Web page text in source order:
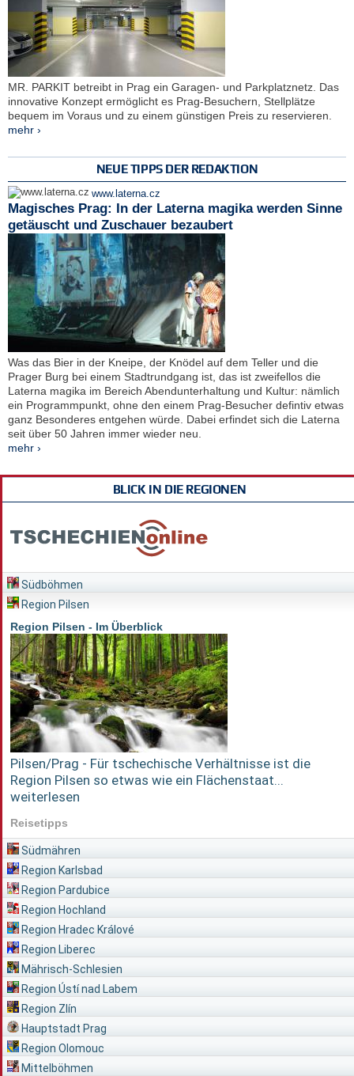
MR. PARKIT betreibt in Prag ein Garagen- und Parkplatznetz. Das
innovative Konzept ermöglicht es Prag-Besuchern, Stellplätze
bequem im Voraus und zu einem günstigen Preis zu reservieren.
mehr ›
NEUE TIPPS DER REDAKTION
www.laterna.cz
Magisches Prag: In der Laterna magika werden Sinne
getäuscht und Zuschauer bezaubert
Was das Bier in der Kneipe, der Knödel auf dem Teller und die
Prager Burg bei einem Stadtrundgang ist, das ist zweifellos die
Laterna magika im Bereich Abendunterhaltung und Kultur: nämlich
ein Programmpunkt, ohne den einem Prag-Besucher defintiv etwas
ganz Besonderes entgehen würde. Dabei erfindet sich die Laterna
seit über 50 Jahren immer wieder neu.
mehr ›
BLICK IN DIE REGIONEN
Südböhmen
Region Pilsen
Region Pilsen - Im Überblick
Pilsen/Prag - Für tschechische Verhältnisse ist die
Region Pilsen so etwas wie ein Flächenstaat...
weiterlesen
Reisetipps
Südmähren
Region Karlsbad
Region Pardubice
Region Hochland
Region Hradec Králové
Region Liberec
Mährisch-Schlesien
Region Ústí nad Labem
Region Zlín
Hauptstadt Prag
Region Olomouc
Mittelböhmen